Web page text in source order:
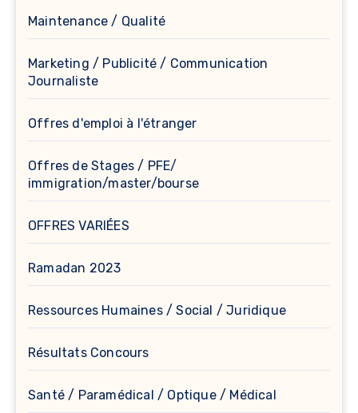
Maintenance / Qualité
Marketing / Publicité / Communication
Journaliste
Offres d'emploi à l'étranger
Offres de Stages / PFE/
immigration/master/bourse
OFFRES VARIÉES
Ramadan 2023
Ressources Humaines / Social / Juridique
Résultats Concours
Santé / Paramédical / Optique / Médical